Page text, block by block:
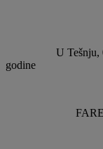
U Tešnju,
FAREX